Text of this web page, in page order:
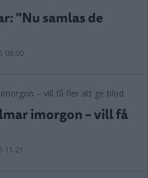
"Nu samlas de
08.00
imorgon – vill få
11.21